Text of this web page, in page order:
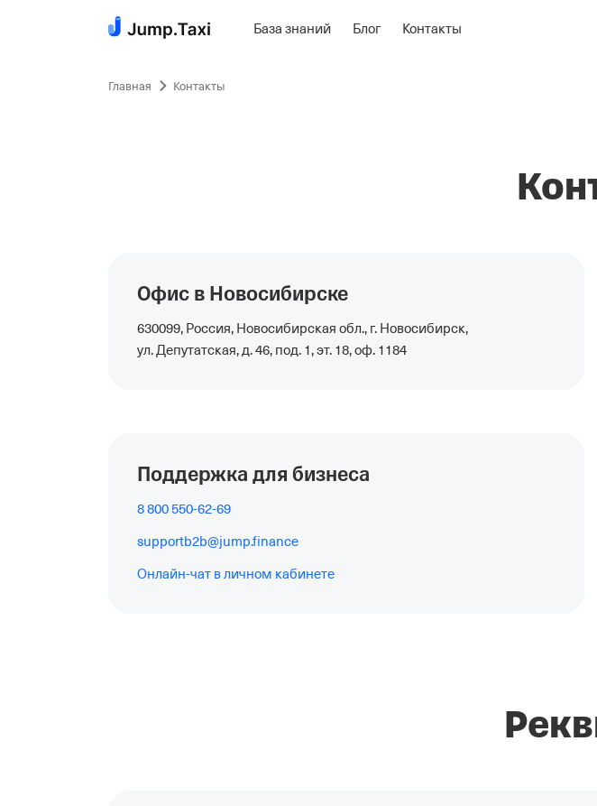
База знаний Блог Контакты
Главная Контакты
Офис в Новосибирске
630099, Россия, Новосибирская обл., г. Новосибирск,
ул. Депутатская, д. 46, под. 1, эт. 18, оф. 1184
Поддержка для бизнеса
8 800 550-62-69
supportb2b@jump.finance
Онлайн-чат в личном кабинете